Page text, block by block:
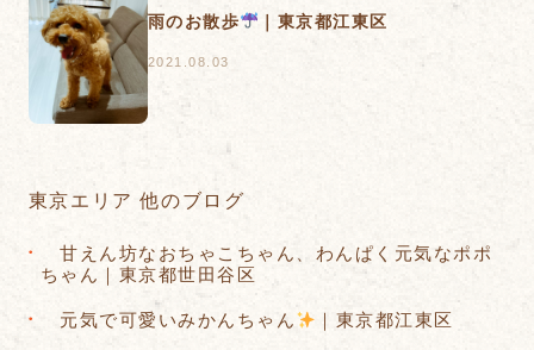
雨のお散歩 ｜東京都江東区
2021.08.03
東京エリア 他のブログ
甘えん坊なおちゃこちゃん、わんぱく元気なポポ
ちゃん｜東京都世田谷区
元気で可愛いみかんちゃん ｜東京都江東区